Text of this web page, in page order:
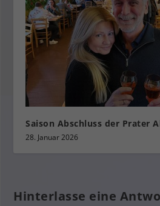
Saison Abschluss der Prater
28. Januar 2026
Hinterlasse eine